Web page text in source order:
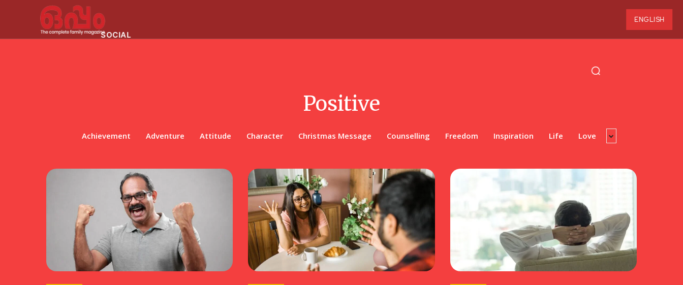
SOCIAL
ENGLISH
Positive
Achievement Adventure Attitude Character Christmas Message Counselling Freedom Inspiration Life Love